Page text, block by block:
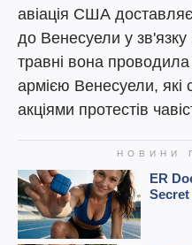
авіація США
до Венесуели у зв'язку
травні вона проводила
армією Венесуели, які
акціями протестів